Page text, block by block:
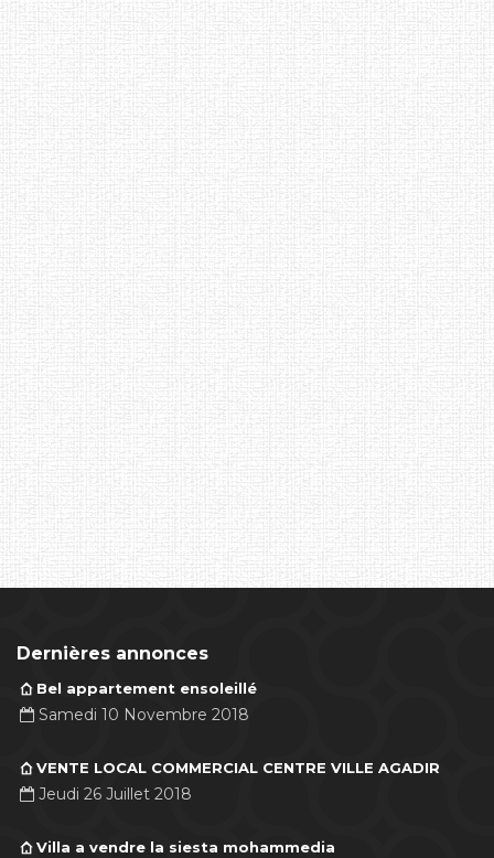
Dernières annonces
Bel appartement ensoleillé
Samedi 10 Novembre 2018
VENTE LOCAL COMMERCIAL CENTRE VILLE AGADIR
Jeudi 26 Juillet 2018
Villa a vendre la siesta mohammedia